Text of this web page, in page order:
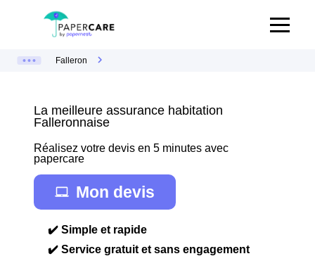
Falleron
La meilleure assurance habitation
Falleronnaise
Réalisez votre devis en 5 minutes avec
papercare
Mon devis
✔️ Simple et rapide
✔️ Service gratuit et sans engagement